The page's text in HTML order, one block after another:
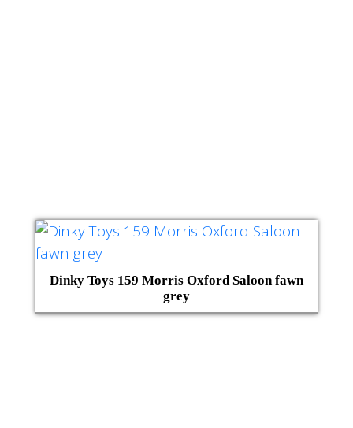
Dinky Toys 159 Morris Oxford Saloon fawn
grey